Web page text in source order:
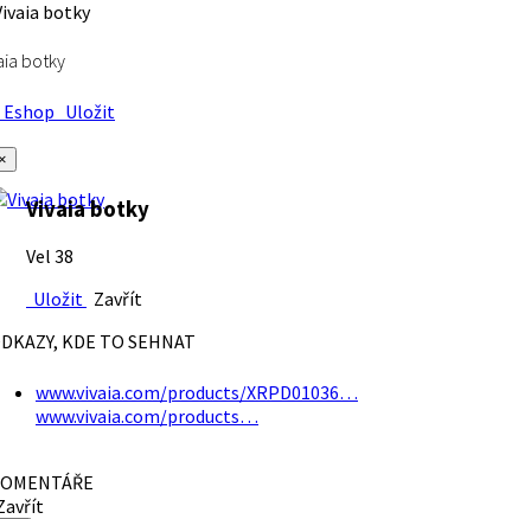
botky
Uložit
Vivaia botky
Vel 38
Uložit Zavřít
KDE TO SEHNAT
www.vivaia.com/products/XRPD01036…
www.vivaia.com/products…